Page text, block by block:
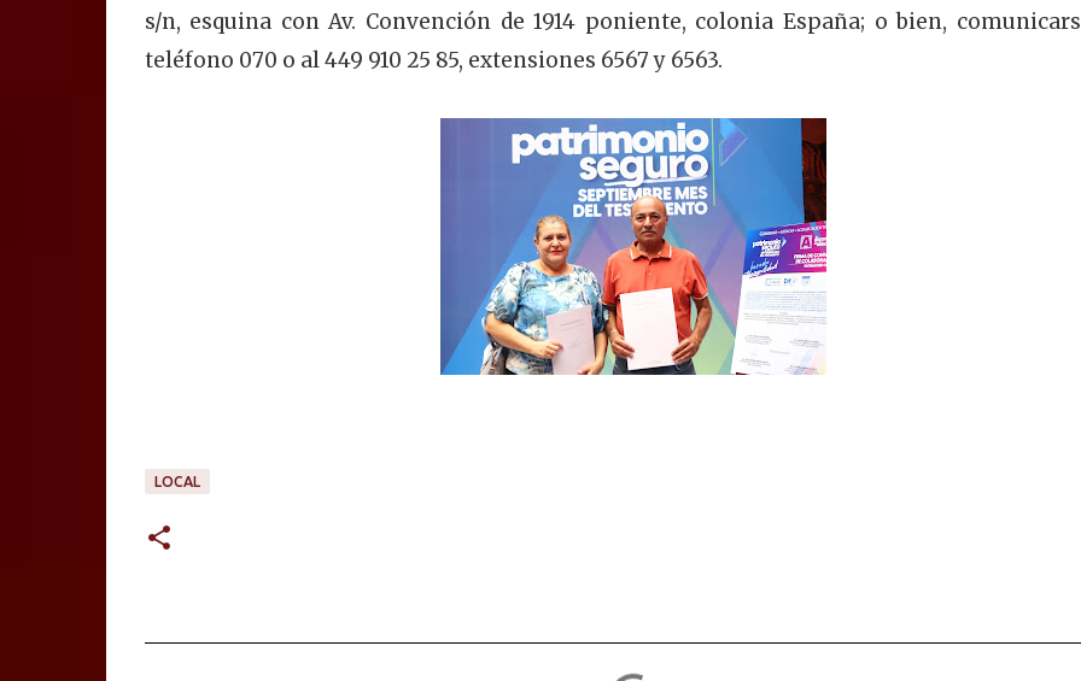
s/n, esquina con Av. Convención de 1914 poniente, colonia España; o bien,
teléfono 070 o al 449 910 25 85, extensiones 6567 y 6563.
LOCAL